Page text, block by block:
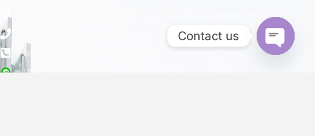
เลขที่ 1 ซอยลาดพร้าว 24 แขวงจอมพล เขตจตุจักร กรุงเทพมหานคร 10900
065-8899840 (Customer Service)
LINE
Contact us
Open